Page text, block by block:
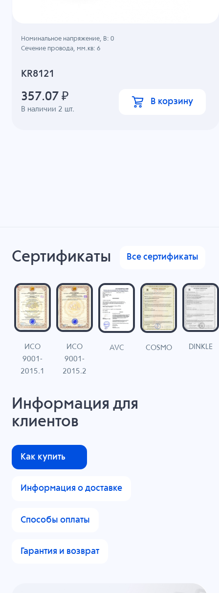
KR8121
В наличии 2 шт.
Номинальное напряжение, B: 0
Сечение провода, мм.кв: 6
357.07 ₽ В корзину
Сертификаты Все сертификаты
ИСО
9001-
2015.1
ИСО
9001-
2015.2
AVC COSMO DINKLE
Информация для
клиентов
Как купить
Информация о доставке
Способы оплаты
Гарантия и возврат